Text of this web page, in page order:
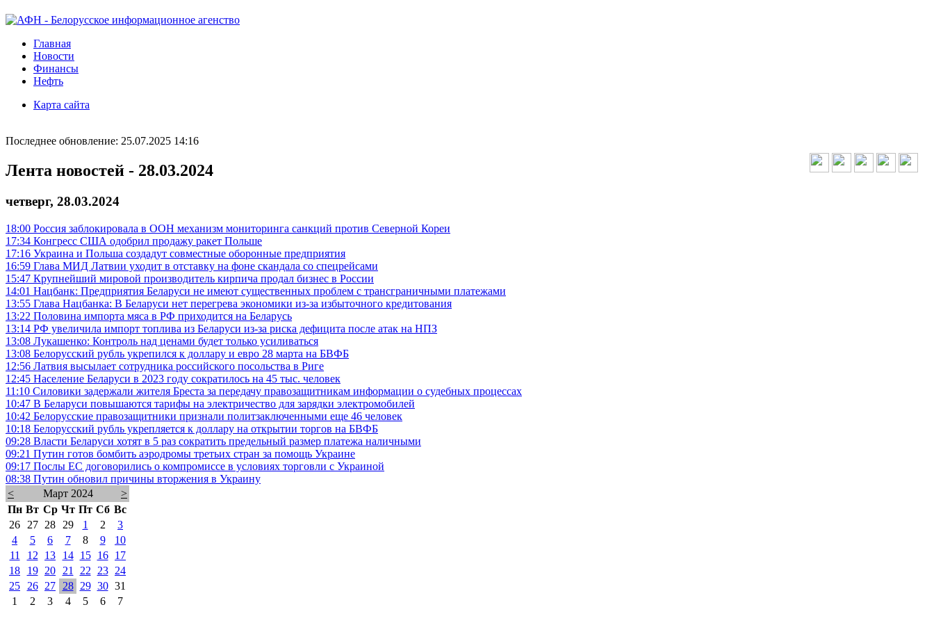
Главная
Новости
Финансы
Нефть
Карта сайта
Последнее обновление: 25.07.2025 14:16
Лента новостей - 28.03.2024
четверг, 28.03.2024
18:00 Россия заблокировала в ООН механизм мониторинга санкций против Северной Кореи
17:34 Конгресс США одобрил продажу ракет Польше
17:16 Украина и Польша создадут совместные оборонные предприятия
16:59 Глава МИД Латвии уходит в отставку на фоне скандала со спецрейсами
15:47 Крупнейший мировой производитель кирпича продал бизнес в России
14:01 Нацбанк: Предприятия Беларуси не имеют существенных проблем с трансграничными платежами
13:55 Глава Нацбанка: В Беларуси нет перегрева экономики из-за избыточного кредитования
13:22 Половина импорта мяса в РФ приходится на Беларусь
13:14 РФ увеличила импорт топлива из Беларуси из-за риска дефицита после атак на НПЗ
13:08 Лукашенко: Контроль над ценами будет только усиливаться
13:08 Белорусский рубль укрепился к доллару и евро 28 марта на БВФБ
12:56 Латвия высылает сотрудника российского посольства в Риге
12:45 Население Беларуси в 2023 году сократилось на 45 тыс. человек
11:10 Силовики задержали жителя Бреста за передачу правозащитникам информации о судебных процессах
10:47 В Беларуси повышаются тарифы на электричество для зарядки электромобилей
10:42 Белорусские правозащитники признали политзаключенными еще 46 человек
10:18 Белорусский рубль укрепляется к доллару на открытии торгов на БВФБ
09:28 Власти Беларуси хотят в 5 раз сократить предельный размер платежа наличными
09:21 Путин готов бомбить аэродромы третьих стран за помощь Украине
09:17 Послы ЕС договорились о компромиссе в условиях торговли с Украиной
08:38 Путин обновил причины вторжения в Украину
<
Март 2024
>
Пн Вт Ср Чт Пт Сб Вс
26
27 28 29 1 2
3
4
5 6 7 8 9
10
11
12 13 14 15 16
17
18
19 20 21 22 23
24
25
26 27 28 29 30 31
1
2 3 4 5 6 7